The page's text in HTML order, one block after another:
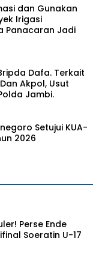
dan Gunakan
Irigasi
Panacaran Jadi
Dafa. Terkait
Akpol, Usut
Jambi.
Setujui KUA-
2026
Perse Ende
Soeratin U-17